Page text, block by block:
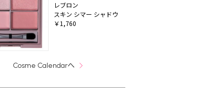
レブロン
スキン シマー シャドウ
￥1,760
Cosme Calendarへ